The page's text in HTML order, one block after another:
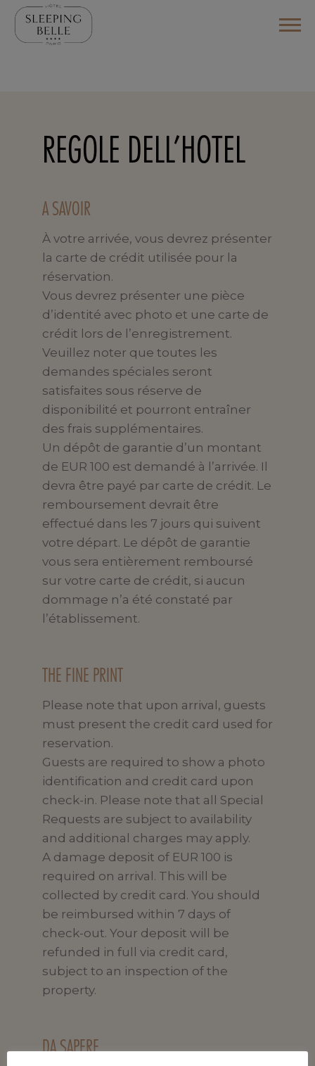
REGOLE DELL’HOTEL
A SAVOIR
À votre arrivée, vous devrez présenter
la carte de crédit utilisée pour la
réservation.
Vous devrez présenter une pièce
d’identité avec photo et une carte de
crédit lors de l’enregistrement.
Veuillez noter que toutes les
demandes spéciales seront
satisfaites sous réserve de
disponibilité et pourront entraîner
des frais supplémentaires.
Un dépôt de garantie d’un montant
de EUR 100 est demandé à l’arrivée. Il
devra être payé par carte de crédit. Le
remboursement devrait être
effectué dans les 7 jours qui suivent
votre départ. Le dépôt de garantie
vous sera entièrement remboursé
sur votre carte de crédit, si aucun
dommage n’a été constaté par
l’établissement.
THE FINE PRINT
Please note that upon arrival, guests
must present the credit card used for
reservation.
Guests are required to show a photo
identification and credit card upon
check-in. Please note that all Special
Requests are subject to availability
and additional charges may apply.
A damage deposit of EUR 100 is
required on arrival. This will be
collected by credit card. You should
be reimbursed within 7 days of
check-out. Your deposit will be
refunded in full via credit card,
subject to an inspection of the
property.
DA SAPERE